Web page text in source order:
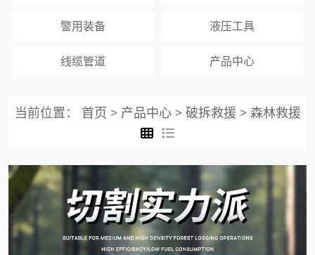
警用装备 液压工具
线缆管道 产品中心
当前位置： 首页 > 产品中心> 破拆救援 > 森林救援